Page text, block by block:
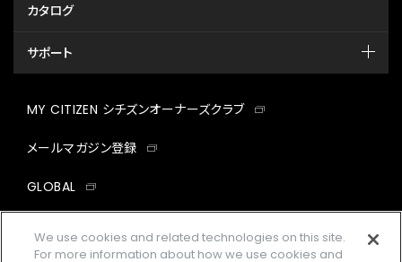
カタログ
サポート
MY CITIZEN シチズンオーナーズクラブ
メールマガジン登録
GLOBAL
facebookinstagramtwitter
We use cookies and related technologies on this site.
For more information about how we use cookies and